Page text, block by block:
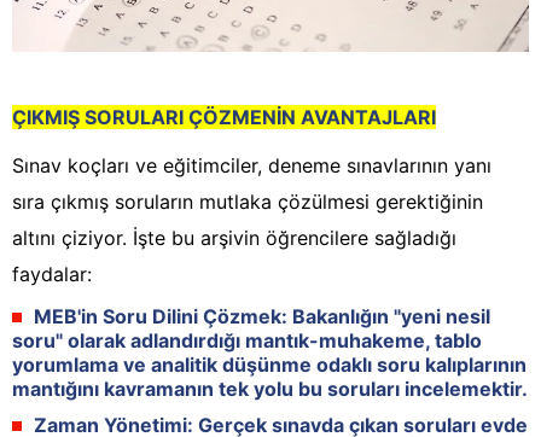
ÇIKMIŞ SORULARI ÇÖZMENİN AVANTAJLARI
Sınav koçları ve eğitimciler, deneme sınavlarının yanı
sıra çıkmış soruların mutlaka çözülmesi gerektiğinin
altını çiziyor. İşte bu arşivin öğrencilere sağladığı
faydalar:
MEB'in Soru Dilini Çözmek: Bakanlığın "yeni nesil
soru" olarak adlandırdığı mantık-muhakeme, tablo
yorumlama ve analitik düşünme odaklı soru kalıplarının
mantığını kavramanın tek yolu bu soruları incelemektir.
Zaman Yönetimi: Gerçek sınavda çıkan soruları evde